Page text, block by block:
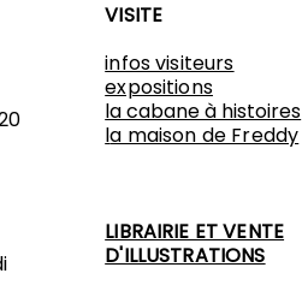
VISITE
infos visiteurs
expositions
​la cabane à histoires
la maison de Freddy
LIBRAIRIE ET VENTE
D'ILLUSTRATIONS